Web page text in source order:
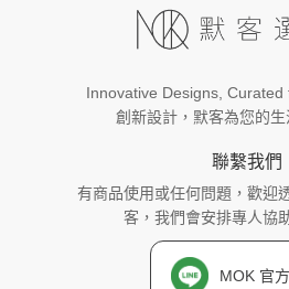
Innovative Designs, Curated
創新設計，默客為您的生
聯繫我們
有商品使用或任何問題，歡迎
客，我們會安排專人協
MOK 官